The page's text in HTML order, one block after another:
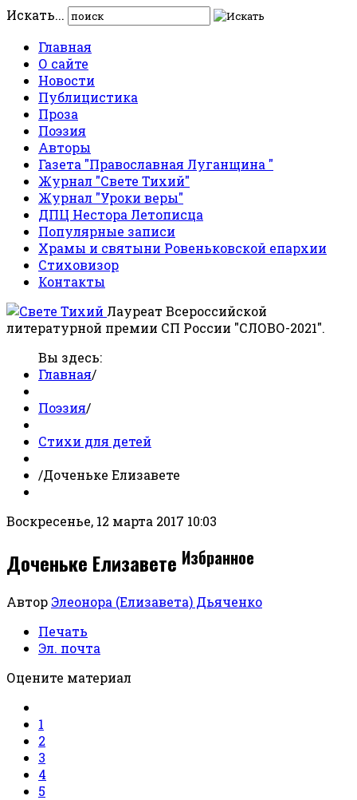
Искать...
Главная
О сайте
Новости
Публицистика
Проза
Поэзия
Авторы
Газета "Православная Луганщина "
Журнал "Свете Тихий"
Журнал "Уроки веры"
ДПЦ Нестора Летописца
Популярные записи
Храмы и святыни Ровеньковской епархии
Стиховизор
Контакты
Лауреат Всероссийской
литературной премии СП России "СЛОВО-2021".
Вы здесь:
Главная/
Поэзия/
Стихи для детей
/Доченьке Елизавете
Воскресенье, 12 марта 2017 10:03
Доченьке Елизавете Избранное
Автор Элеонора (Елизавета) Дьяченко
Печать
Эл. почта
Оцените материал
1
2
3
4
5